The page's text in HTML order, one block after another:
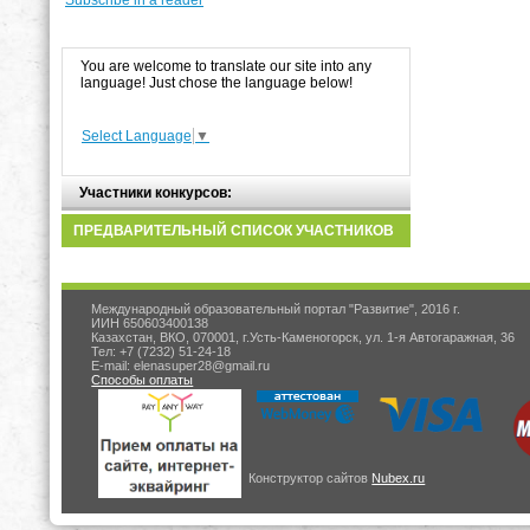
You are welcome to translate our site into any
language! Just chose the language below!
Select Language ▼
Участники конкурсов:
ПРЕДВАРИТЕЛЬНЫЙ СПИСОК УЧАСТНИКОВ
Международный образовательный портал "Развитие", 2016 г.
ИИН 650603400138
Казахстан, ВКО, 070001, г.Усть-Каменогорск, ул. 1-я Автогаражная, 36
Тел: +7 (7232) 51-24-18
E-mail: elenasuper28@gmail.ru
Способы оплаты
Конструктор сайтов Nubex.ru